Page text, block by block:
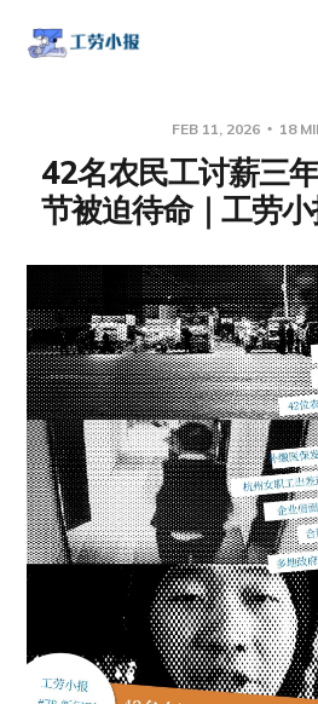
FEB 11, 2026 18
42名农民工讨薪三
节被迫待命｜工劳